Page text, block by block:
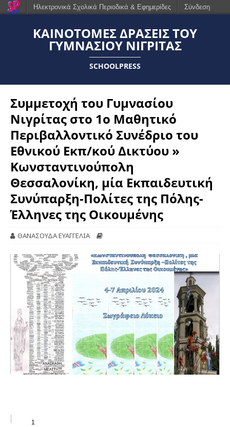
ΚΑΙΝΟΤΟΜΕΣ ΔΡΑΣΕΙΣ ΤΟΥ
ΓΥΜΝΑΣΙΟΥ ΝΙΓΡΙΤΑΣ
SCHOOLPRESS
Συμμετοχή του Γυμνασίου
Νιγρίτας στο 1ο Μαθητικό
Περιβαλλοντικό Συνέδριο του
Εθνικού Εκπ/κού Δικτύου »
Κωνσταντινούπολη
Θεσσαλονίκη, μία Εκπαιδευτική
Συνύπαρξη-Πολίτες της Πόλης-
Έλληνες της Οικουμένης
ΘΑΝΑΣΟΥΔΑ ΕΥΑΓΓΕΛΙΑ
Ηλεκτρονικά Σχολικά Περιοδικά & Εφημερίδες Σύνδεση